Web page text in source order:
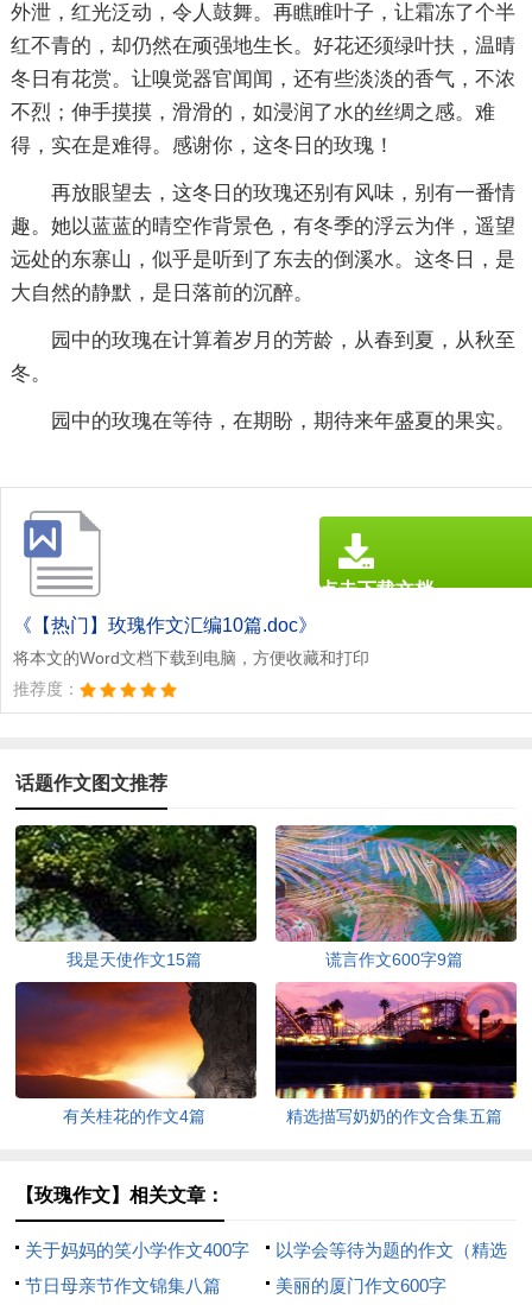
外泄，红光泛动，令人鼓舞。再瞧睢叶子，让霜冻了个半
红不青的，却仍然在顽强地生长。好花还须绿叶扶，温晴
冬日有花赏。让嗅觉器官闻闻，还有些淡淡的香气，不浓
不烈；伸手摸摸，滑滑的，如浸润了水的丝绸之感。难
得，实在是难得。感谢你，这冬日的玫瑰！
再放眼望去，这冬日的玫瑰还别有风味，别有一番情
趣。她以蓝蓝的晴空作背景色，有冬季的浮云为伴，遥望
远处的东寨山，似乎是听到了东去的倒溪水。这冬日，是
大自然的静默，是日落前的沉醉。
园中的玫瑰在计算着岁月的芳龄，从春到夏，从秋至
冬。
园中的玫瑰在等待，在期盼，期待来年盛夏的果实。
《【热门】玫瑰作文汇编10篇.doc》
将本文的Word文档下载到电脑，方便收藏和打印
推荐度：
点击下载文档
话题作文图文推荐
我是天使作文15篇 谎言作文600字9篇
有关桂花的作文4篇 精选描写奶奶的作文合集五篇
【玫瑰作文】相关文章：
关于妈妈的笑小学作文400字
集锦十篇
以学会等待为题的作文（精选
13篇）
节日母亲节作文锦集八篇 美丽的厦门作文600字